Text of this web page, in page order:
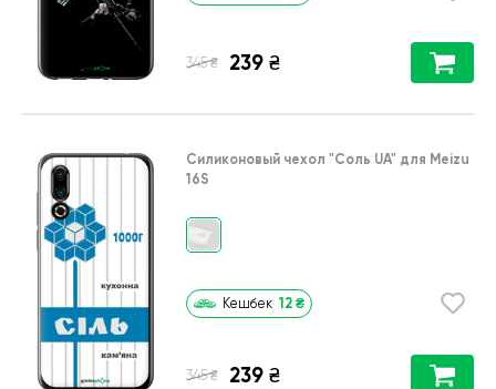
345 ₴ 239 ₴
Силиконовый чехол "Соль UA" для Meizu
16S
Кешбек 12 ₴
345 ₴ 239 ₴